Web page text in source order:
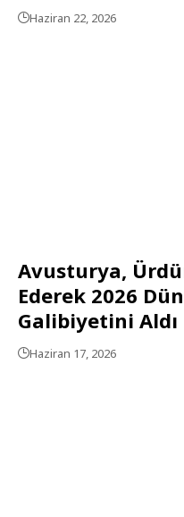
Haziran 22, 2026
Avusturya,
Ederek 2026
Galibiyetini Aldı
Haziran 17, 2026